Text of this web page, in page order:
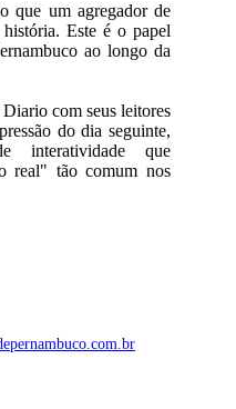
que um agregador de
Este é o papel
ao longo da
com seus leitores
do dia seguinte,
interatividade que
real" tão comum nos